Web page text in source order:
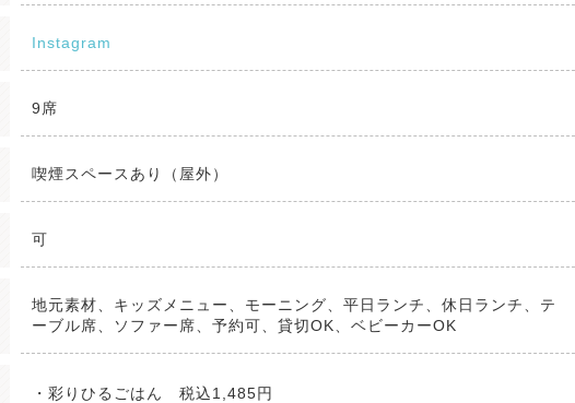
Instagram
9席
喫煙スペースあり（屋外）
可
地元素材、キッズメニュー、モーニング、平日ランチ、休日ランチ、テ
ーブル席、ソファー席、予約可、貸切OK、ベビーカーOK
・彩りひるごはん 税込1,485円